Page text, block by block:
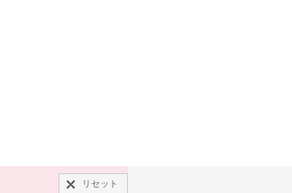
リセット